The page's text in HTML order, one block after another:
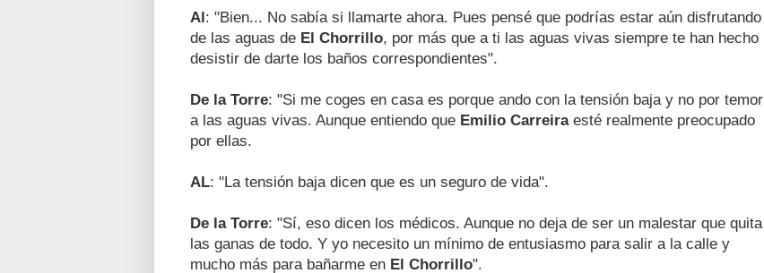
Al: "Bien... No sabía si llamarte ahora. Pues pensé que podrías estar aún disfrutando
de las aguas de El Chorrillo, por más que a ti las aguas vivas siempre te han hecho
desistir de darte los baños correspondientes".
De la Torre: "Si me coges en casa es porque ando con la tensión baja y no por temor
a las aguas vivas. Aunque entiendo que Emilio Carreiraesté realmente preocupado
por ellas.
AL: "La tensión baja dicen que es un seguro de vida".
De la Torre: "Sí, eso dicen los médicos. Aunque no deja de ser un malestar que quita
las ganas de todo. Y yo necesito un mínimo de entusiasmo para salir a la calle y
mucho más para bañarme en El Chorrillo".